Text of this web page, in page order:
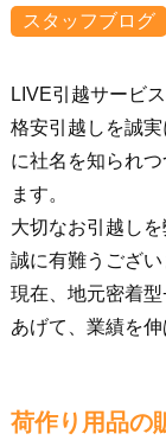
スタッフブログ
LIVE引越サービ
格安引越しを誠
に社名を知られ
ます。
大切なお引越し
誠に有難うござい
現在、地元密着
あげて、業績を伸
荷作り用品の